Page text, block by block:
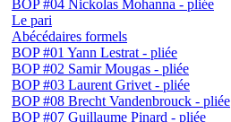
BOP #04 Nickolas Mohanna - pliée
Le pari
Abécédaires formels
BOP #01 Yann Lestrat - pliée
BOP #02 Samir Mougas - pliée
BOP #03 Laurent Grivet - pliée
BOP #08 Brecht Vandenbrouck - pliée
BOP #07 Guillaume Pinard - pliée